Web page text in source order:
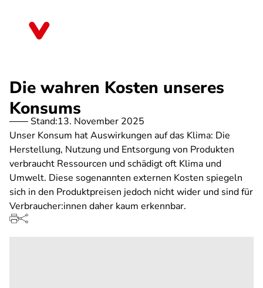
Die wahren Kosten unseres
Konsums
Stand:13. November 2025
Unser Konsum hat Auswirkungen auf das Klima: Die
Herstellung, Nutzung und Entsorgung von Produkten
verbraucht Ressourcen und schädigt oft Klima und
Umwelt. Diese sogenannten externen Kosten spiegeln
sich in den Produktpreisen jedoch nicht wider und sind für
Verbraucher:innen daher kaum erkennbar.